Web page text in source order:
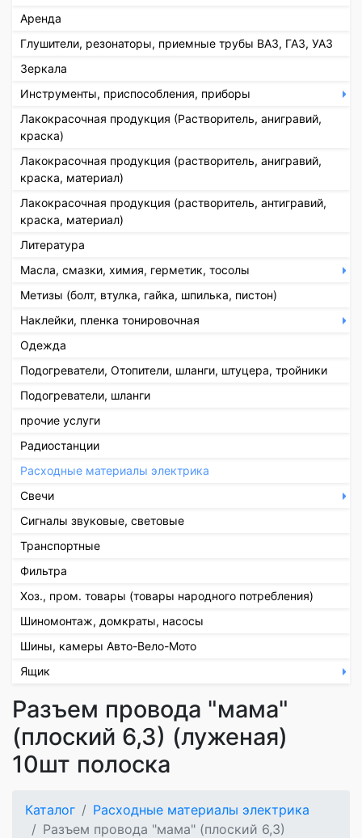
Аренда
Глушители, резонаторы, приемные трубы ВАЗ, ГАЗ, УАЗ
Зеркала
Инструменты, приспособления, приборы
Лакокрасочная продукция (Растворитель, анигравий,
краска)
Лакокрасочная продукция (растворитель, анигравий,
краска, материал)
Лакокрасочная продукция (растворитель, антигравий,
краска, материал)
Литература
Масла, смазки, химия, герметик, тосолы
Метизы (болт, втулка, гайка, шпилька, пистон)
Наклейки, пленка тонировочная
Одежда
Подогреватели, Отопители, шланги, штуцера, тройники
Подогреватели, шланги
прочие услуги
Радиостанции
Расходные материалы электрика
Свечи
Сигналы звуковые, световые
Транспортные
Фильтра
Хоз., пром. товары (товары народного потребления)
Шиномонтаж, домкраты, насосы
Шины, камеры Авто-Вело-Мото
Ящик
Разъем провода "мама"
(плоский 6,3) (луженая)
10шт полоска
Каталог
Расходные материалы электрика
Разъем провода "мама" (плоский 6,3)